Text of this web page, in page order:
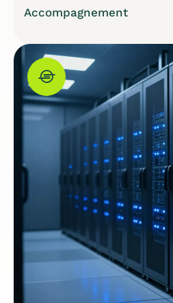
Accompagnement